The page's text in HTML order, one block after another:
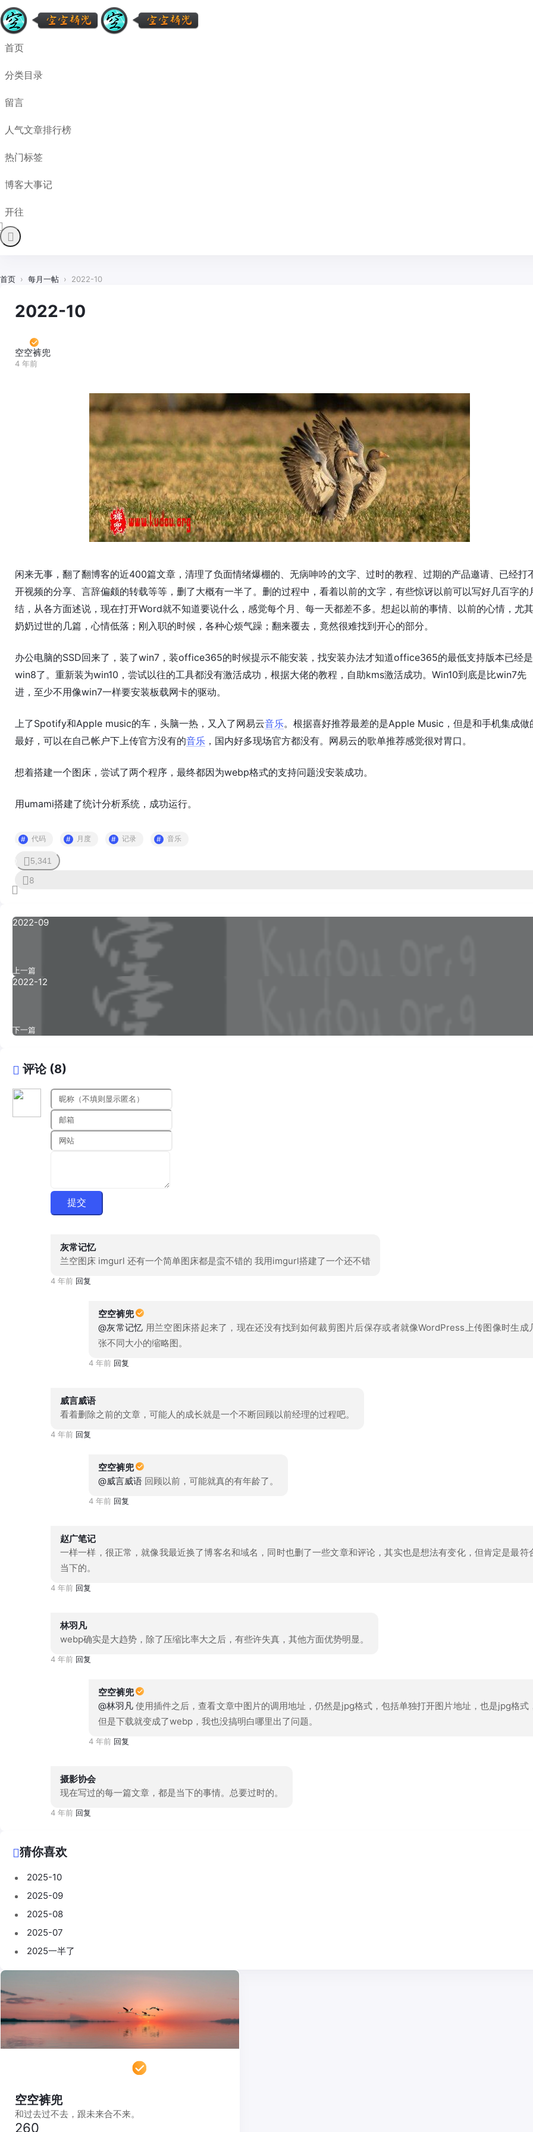
首页
分类目录
留言
人气文章排行榜
热门标签
博客大事记
开往
首页 › 每月一帖 › 2022-10
2022-10
空空裤兜
4 年前
闲来无事，翻了翻博客的近400篇文章，清理了负面情绪爆棚的、无病呻吟的文字、过时的教程、过期的产品邀请、已经打
开视频的分享、言辞偏颇的转载等等，删了大概有一半了。删的过程中，看着以前的文字，有些惊讶以前可以写好几百字的
结，从各方面述说，现在打开Word就不知道要说什么，感觉每个月、每一天都差不多。想起以前的事情、以前的心情，尤
奶奶过世的几篇，心情低落；刚入职的时候，各种心烦气躁；翻来覆去，竟然很难找到开心的部分。
办公电脑的SSD回来了，装了win7，装office365的时候提示不能安装，找安装办法才知道office365的最低支持版本已经是
win8了。重新装为win10，尝试以往的工具都没有激活成功，根据大佬的教程，自助kms激活成功。Win10到底是比win7先
进，至少不用像win7一样要安装板载网卡的驱动。
上了Spotify和Apple music的车，头脑一热，又入了网易云音乐。根据喜好推荐最差的是Apple Music，但是和手机集成做
最好，可以在自己帐户下上传官方没有的音乐 ，国内好多现场官方都没有。网易云的歌单推荐感觉很对胃口。
想着搭建一个图床，尝试了两个程序，最终都因为webp格式的支持问题没安装成功。
用umami搭建了统计分析系统，成功运行。
代码 月度 记录 音乐
5,341
8
2022-09
上一篇
2022-12
下一篇
评论 (8)
提交
灰常记忆
兰空图床 imgurl 还有一个简单图床都是蛮不错的 我用imgurl搭建了一个还不错
4 年前 回复
空空裤兜
@灰常记忆 用兰空图床搭起来了，现在还没有找到如何裁剪图片后保存或者就像WordPress上传图像时生成
张不同大小的缩略图。
4 年前 回复
威言威语
看着删除之前的文章，可能人的成长就是一个不断回顾以前经理的过程吧。
4 年前 回复
空空裤兜
@威言威语 回顾以前，可能就真的有年龄了。
4 年前 回复
赵广笔记
一样一样，很正常，就像我最近换了博客名和域名，同时也删了一些文章和评论，其实也是想法有变化，但肯定是最符
当下的。
4 年前 回复
林羽凡
webp确实是大趋势，除了压缩比率大之后，有些许失真，其他方面优势明显。
4 年前 回复
空空裤兜
@林羽凡 使用插件之后，查看文章中图片的调用地址，仍然是jpg格式，包括单独打开图片地址，也是jpg格式
但是下载就变成了webp，我也没搞明白哪里出了问题。
4 年前 回复
摄影协会
现在写过的每一篇文章，都是当下的事情。总要过时的。
4 年前 回复
猜你喜欢
2025-10
2025-09
2025-08
2025-07
2025一半了
空空裤兜
和过去过不去，跟未来合不来。
260